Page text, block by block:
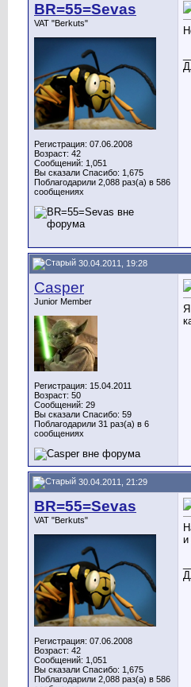
BR=55=Sevas
VAT "Berkuts"
Регистрация: 07.06.2008
Возраст: 42
Сообщений: 1,051
Вы сказали Спасибо: 1,675
Поблагодарили 2,088 раз(а) в 586
сообщениях
30.04.2011, 19:28
Casper
Junior Member
Регистрация: 15.04.2011
Возраст: 50
Сообщений: 29
Вы сказали Спасибо: 59
Поблагодарили 31 раз(а) в 6
сообщениях
Я
30.04.2011, 21:29
BR=55=Sevas
VAT "Berkuts"
Регистрация: 07.06.2008
Возраст: 42
Сообщений: 1,051
Вы сказали Спасибо: 1,675
Поблагодарили 2,088 раз(а) в 586
и